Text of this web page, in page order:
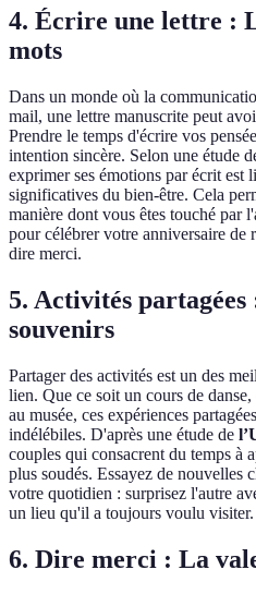
4. Écrire une lettre :
mots
Dans un monde où la
mail, une lettre manuscrite peut
Prendre le temps d'écrire vos
intention sincère. Selon une étude
exprimer ses émotions par écrit est
significatives du bien-être. Cela
manière dont vous êtes touché par
pour célébrer votre anniversaire de
dire merci.
5. Activités partagées
souvenirs
Partager des activités est un des
lien. Que ce soit un cours de
au musée, ces expériences
indélébiles. D'après une étude de
couples qui consacrent du temps à
plus soudés. Essayez de nouvelles
votre quotidien : surprisez l'autre
un lieu qu'il a toujours voulu visiter.
6. Dire merci : La